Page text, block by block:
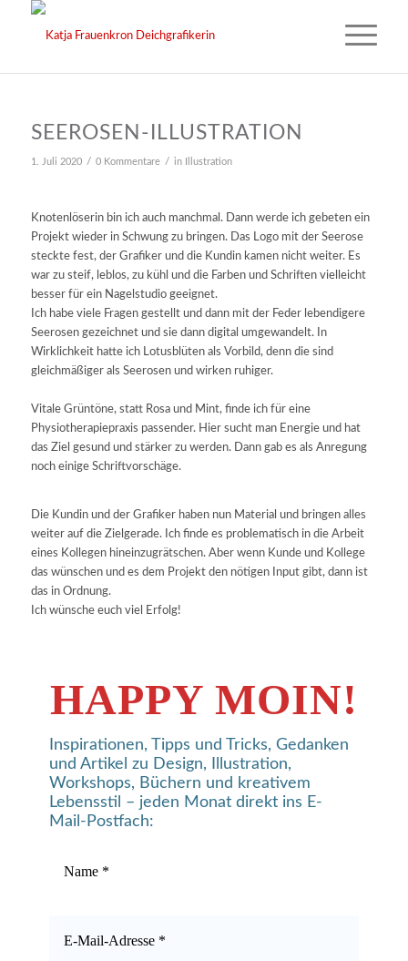
SEEROSEN-ILLUSTRATION
1. Juli 2020 / 0 Kommentare / in Illustration
Knotenlöserin bin ich auch manchmal. Dann werde ich gebeten ein
Projekt wieder in Schwung zu bringen. Das Logo mit der Seerose
steckte fest, der Grafiker und die Kundin kamen nicht weiter. Es
war zu steif, leblos, zu kühl und die Farben und Schriften vielleicht
besser für ein Nagelstudio geeignet.
Ich habe viele Fragen gestellt und dann mit der Feder lebendigere
Seerosen gezeichnet und sie dann digital umgewandelt. In
Wirklichkeit hatte ich Lotusblüten als Vorbild, denn die sind
gleichmäßiger als Seerosen und wirken ruhiger.
Vitale Grüntöne, statt Rosa und Mint, finde ich für eine
Physiotherapiepraxis passender. Hier sucht man Energie und hat
das Ziel gesund und stärker zu werden. Dann gab es als Anregung
noch einige Schriftvorschäge.
Die Kundin und der Grafiker haben nun Material und bringen alles
weiter auf die Zielgerade. Ich finde es problematisch in die Arbeit
eines Kollegen hineinzugrätschen. Aber wenn Kunde und Kollege
das wünschen und es dem Projekt den nötigen Input gibt, dann ist
das in Ordnung.
Ich wünsche euch viel Erfolg!
HAPPY MOIN!
Inspirationen, Tipps und Tricks, Gedanken
und Artikel zu Design, Illustration,
Workshops, Büchern und kreativem
Lebensstil – jeden Monat direkt ins E-
Mail-Postfach: